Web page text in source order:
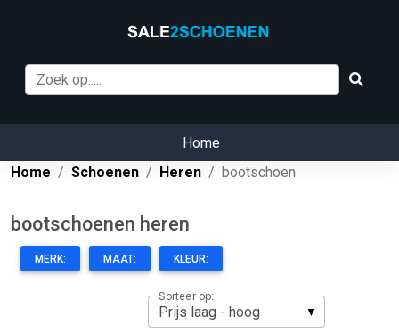
Home
Home
Schoenen Heren bootschoen
bootschoenen heren
MERK: MAAT: KLEUR:
Sorteer op: